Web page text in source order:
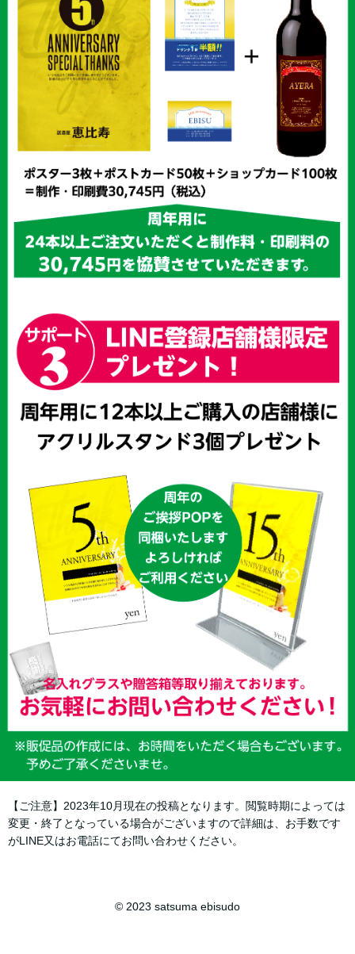
【ご注意】2023年10月現在の投稿となります。閲覧時期によっては
変更・終了となっている場合がございますので詳細は、お手数です
がLINE又はお電話にてお問い合わせください。
© 2023 satsuma ebisudo